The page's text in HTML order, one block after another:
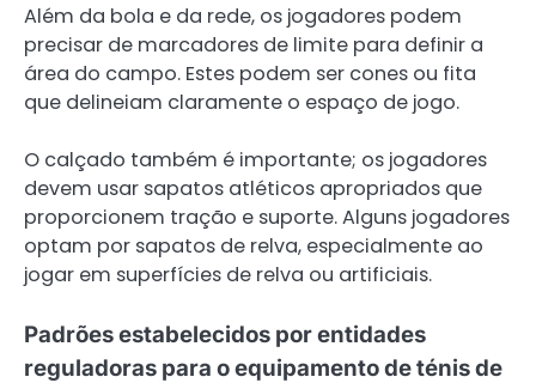
Além da bola e da rede, os jogadores podem
precisar de marcadores de limite para definir a
área do campo. Estes podem ser cones ou fita
que delineiam claramente o espaço de jogo.
O calçado também é importante; os jogadores
devem usar sapatos atléticos apropriados que
proporcionem tração e suporte. Alguns jogadores
optam por sapatos de relva, especialmente ao
jogar em superfícies de relva ou artificiais.
Padrões estabelecidos por entidades
reguladoras para o equipamento de ténis de